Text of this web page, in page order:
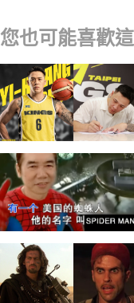
您也可能喜歡